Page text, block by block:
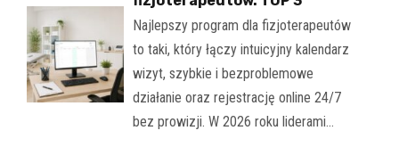
Najlepszy program dla fizjoterapeutów
to taki, który łączy intuicyjny kalendarz
wizyt, szybkie i bezproblemowe
działanie oraz rejestrację online 24/7
bez prowizji. W 2026 roku liderami…